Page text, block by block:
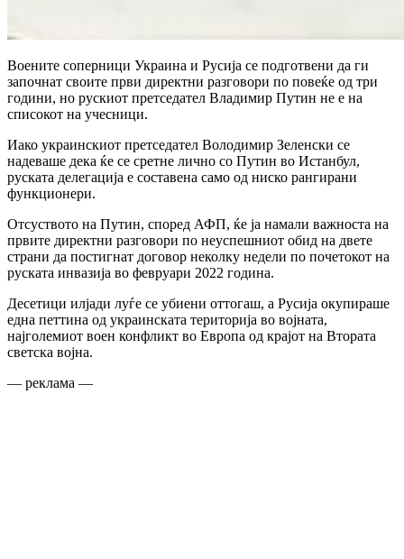
Воените соперници Украина и Русија се подготвени да ги
започнат своите први директни разговори по повеќе од три
години, но рускиот претседател Владимир Путин не е на
списокот на учесници.
Иако украинскиот претседател Володимир Зеленски се
надеваше дека ќе се сретне лично со Путин во Истанбул,
руската делегација е составена само од ниско рангирани
функционери.
Отсуството на Путин, според АФП, ќе ја намали важноста на
првите директни разговори по неуспешниот обид на двете
страни да постигнат договор неколку недели по почетокот на
руската инвазија во февруари 2022 година.
Десетици илјади луѓе се убиени оттогаш, а Русија окупираше
една петтина од украинската територија во војната,
најголемиот воен конфликт во Европа од крајот на Втората
светска војна.
— реклама —